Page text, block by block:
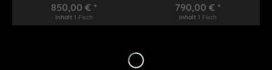
850,00 € *
Inhalt1 Fisch
790,00 € *
Inhalt1 Fisch